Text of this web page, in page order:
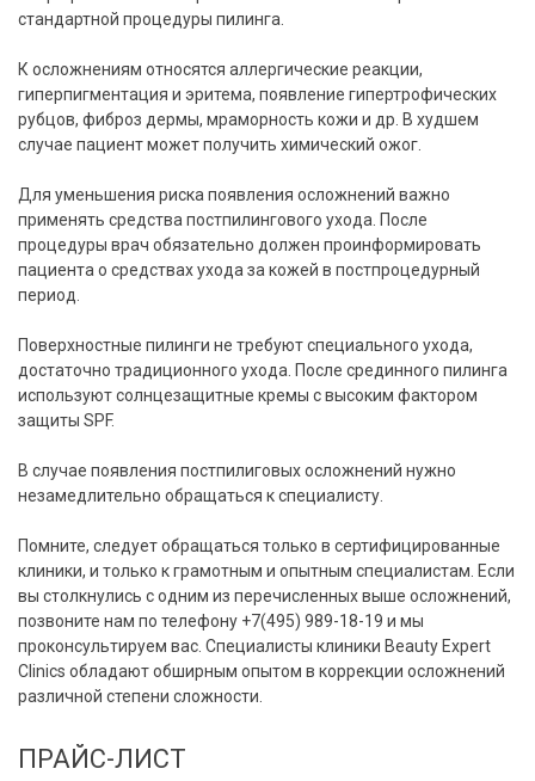
стандартной процедуры пилинга.
К осложнениям относятся аллергические реакции,
гиперпигментация и эритема, появление гипертрофических
рубцов, фиброз дермы, мраморность кожи и др. В худшем
случае пациент может получить химический ожог.
Для уменьшения риска появления осложнений важно
применять средства постпилингового ухода. После
процедуры врач обязательно должен проинформировать
пациента о средствах ухода за кожей в постпроцедурный
период.
Поверхностные пилинги не требуют специального ухода,
достаточно традиционного ухода. После срединного пилинга
используют солнцезащитные кремы с высоким фактором
защиты SPF.
В случае появления постпилиговых осложнений нужно
незамедлительно обращаться к специалисту.
Помните, следует обращаться только в сертифицированные
клиники, и только к грамотным и опытным специалистам. Если
вы столкнулись с одним из перечисленных выше осложнений,
позвоните нам по телефону +7(495) 989-18-19 и мы
проконсультируем вас. Специалисты клиники Beauty Expert
Clinics обладают обширным опытом в коррекции осложнений
различной степени сложности.
ПРАЙС-ЛИСТ